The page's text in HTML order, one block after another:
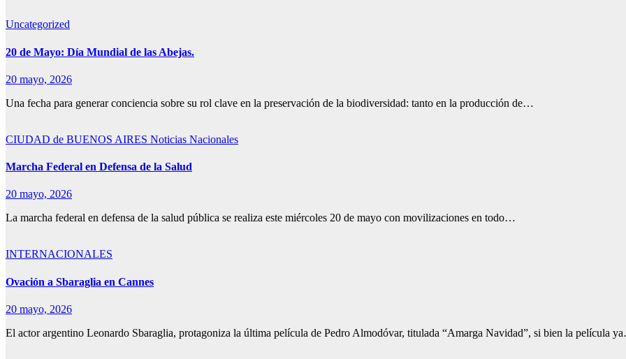
Uncategorized
20 de Mayo: Día Mundial de las Abejas.
20 mayo, 2026
Una fecha para generar conciencia sobre su rol clave en la preservación de la biodiversidad: tanto en la producción de…
CIUDAD de BUENOS AIRES Noticias Nacionales
Marcha Federal en Defensa de la Salud
20 mayo, 2026
La marcha federal en defensa de la salud pública se realiza este miércoles 20 de mayo con movilizaciones en todo…
INTERNACIONALES
Ovación a Sbaraglia en Cannes
20 mayo, 2026
El actor argentino Leonardo Sbaraglia, protagoniza la última película de Pedro Almodóvar, titulada “Amarga Navidad”, si bien la película